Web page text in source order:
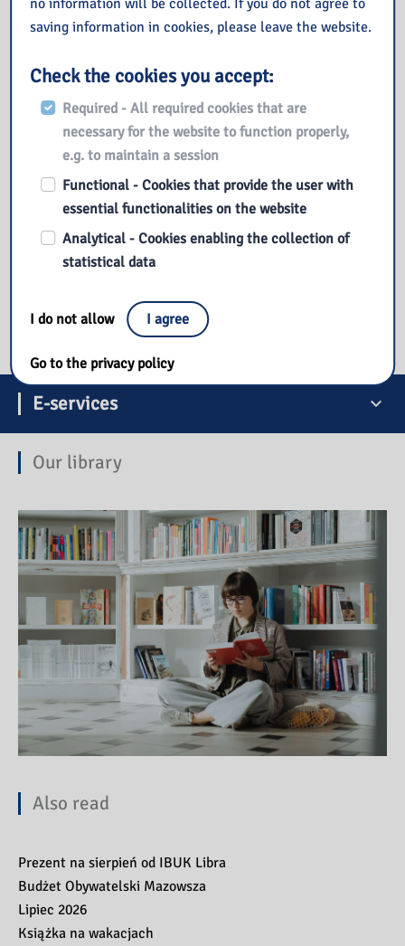
E-services
Our library
Also read
Prezent na sierpień od IBUK Libra
Budżet Obywatelski Mazowsza
Lipiec 2026
Książka na wakacjach
no information will be collected. If you do not agree to
saving information in cookies, please leave the website.
Check the cookies you accept:
Required - All required cookies that are
necessary for the website to function properly,
e.g. to maintain a session
Functional - Cookies that provide the user with
essential functionalities on the website
Analytical - Cookies enabling the collection of
statistical data
I do not allow I agree
Go to the privacy policy